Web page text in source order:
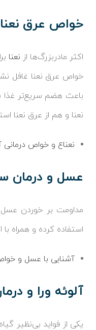
خواص عرق
اکثر مادربزرگ‌ها از نعنا
خواص عرق نعنا غافل
باعث هضم سریع‌تر غذا
نعنا و هم از عرق نعنا
نعناع و خواص درمانی
عسل و درمان
مداومت بر خوردن
استفاده کرده و همراه
آشنایی با عسل و
آلوئه ورا و
یکی از فواید بی‌نظیر